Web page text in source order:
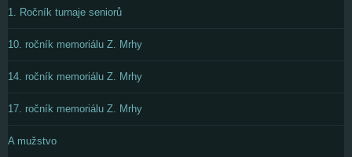
1. Ročník turnaje seniorů
10. ročník memoriálu Z. Mrhy
14. ročník memoriálu Z. Mrhy
17. ročník memoriálu Z. Mrhy
A mužstvo